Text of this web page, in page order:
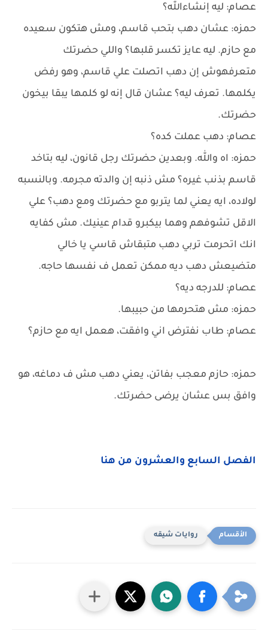
عصام: ليه إنشاءالله؟
حمزه: عشان دهب بتحب قاسم، ومش هتكون سعيده
مع حازم. ليه عايز تكسر قلبها؟ واللي حضرتك
متعرفهوش إن دهب اتصلت علي قاسم، وهو رفض
يكلمها. تعرف ليه؟ عشان قال إنه لو كلمها يبقا بيخون
حضرتك.
عصام: دهب عملت كده؟
حمزه: اه والله. وبعدين حضرتك رجل قانون، ليه بتاخد
قاسم بذنب غيره؟ مش ذنبه إن والدته مجرمه. وبالنسبه
لولاده، ايه يعني لما يتربو مع حضرتك ومع دهب؟ علي
الاقل تشوفهم وهما بيكبرو قدام عينيك. مش كفايه
انك اتحرمت تربي دهب متبقاش قاسي يا خالي
متضيعش دهب ديه ممكن تعمل ف نفسها حاجه.
عصام: للدرجه ديه؟
حمزه: مش هتحرمها من حبيبها.
عصام: طاب نفترض اني وافقت، هعمل ايه مع حازم؟
حمزه: حازم معجب بفاتن، يعني دهب مش ف دماغه، هو
وافق بس عشان يرضى حضرتك.
الفصل السابع والعشرون من هنا
روايات شيقه